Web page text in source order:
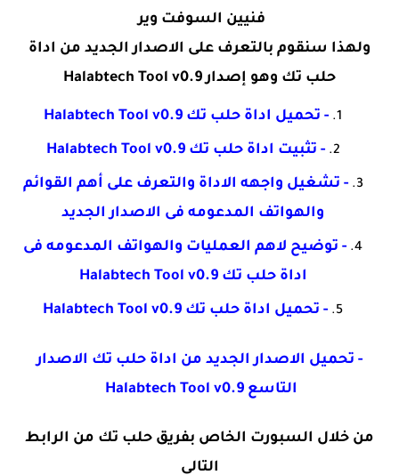
فنيين السوفت وير
ولهذا سنقوم بالتعرف على الاصدار الجديد من اداة
حلب تك وهو إصدار Halabtech Tool v0.9
- تحميل اداة حلب تك Halabtech Tool v0.9
- تثبيت اداة حلب تك Halabtech Tool v0.9
- تشغيل واجهه الاداة والتعرف على أهم القوائم
والهواتف المدعومه فى الاصدار الجديد
- توضيح لاهم العمليات والهواتف المدعومه فى
اداة حلب تك Halabtech Tool v0.9
- تحميل اداة حلب تك Halabtech Tool v0.9
- تحميل الاصدار الجديد من اداة حلب تك الاصدار
التاسع Halabtech Tool v0.9
من خلال السبورت الخاص بفريق حلب تك من الرابط
التالى